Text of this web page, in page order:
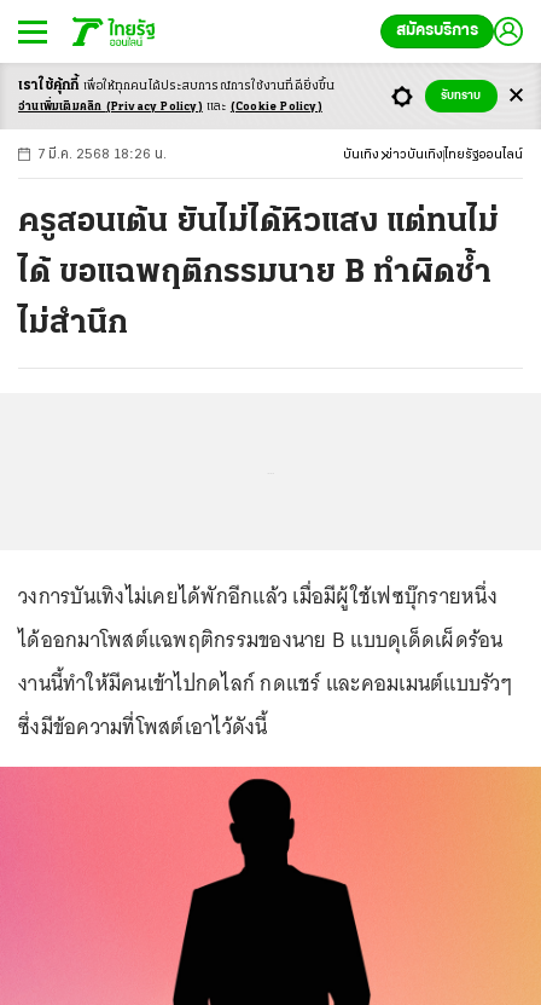
สมัครบริการ
-ก ก ก+
7 มี.ค. 2568 18:26 น. บันเทิง ข่าวบันเทิง ไทยรัฐออนไลน์
ครูสอนเต้น ยันไม่ได้หิวแสง แต่ทนไม่
ได้ ขอแฉพฤติกรรมนาย B ทำผิดซ้ำ
ไม่สำนึก
วงการบันเทิงไม่เคยได้พักอีกแล้ว เมื่อมีผู้ใช้เฟซบุ๊กรายหนึ่ง
ได้ออกมาโพสต์แฉพฤติกรรมของนาย B แบบดุเด็ดเผ็ดร้อน
งานนี้ทำให้มีคนเข้าไปกดไลก์ กดแชร์ และคอมเมนต์แบบรัวๆ
ซึ่งมีข้อความที่โพสต์เอาไว้ดังนี้
เราใช้คุ้กกี้ เพื่อให้ทุกคนได้ประสบการณ์การใช้งานที่ดียิ่งขึ้น
อ่านเพิ่มเติมคลิก (Privacy Policy) และ (Cookie Policy)
รับทราบ